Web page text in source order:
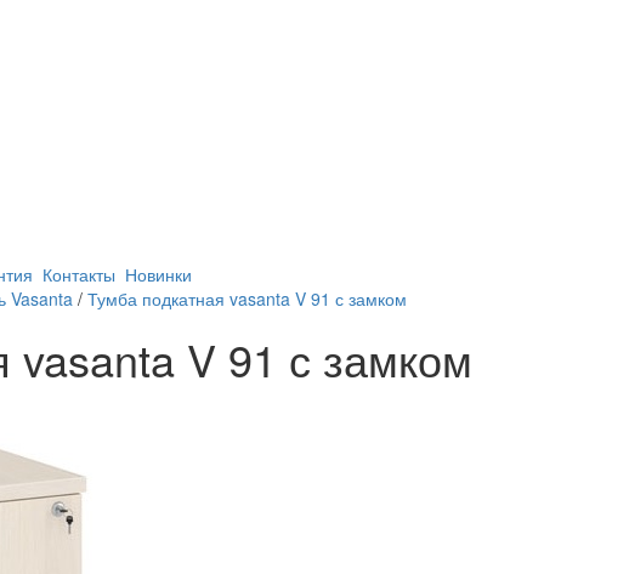
Контакты Новинки
Vasanta / Тумба подкатная vasanta V 91 с замком
vasanta V 91 с замком